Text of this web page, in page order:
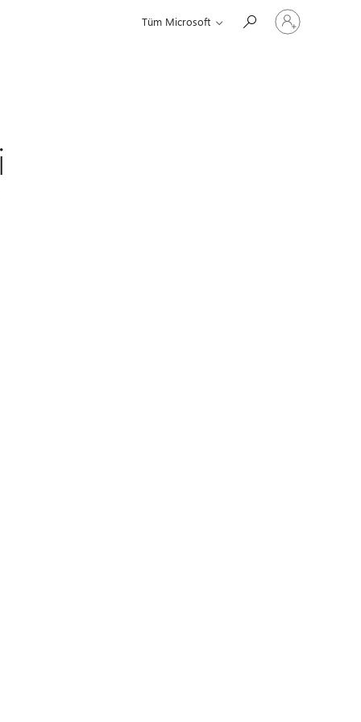
Tüm Microsoft
Hesabınızda
oturum
açın